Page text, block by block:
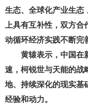
生态、全球化产业生态
上具有互补性，双方
动循环经济实践不断完
黄辕表示，中国在
速，柯锐世与天能的战
地、持续深化的现实基
经验和动力。